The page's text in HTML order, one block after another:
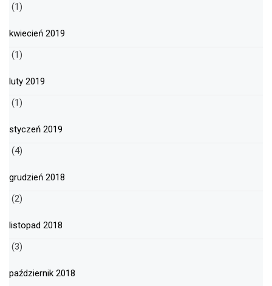
(1)
kwiecień 2019
(1)
luty 2019
(1)
styczeń 2019
(4)
grudzień 2018
(2)
listopad 2018
(3)
październik 2018